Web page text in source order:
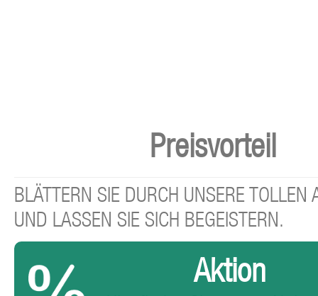
Preisvorteil
BLÄTTERN SIE DURCH UNSERE TOLLEN
UND LASSEN SIE SICH BEGEISTERN.
Aktion